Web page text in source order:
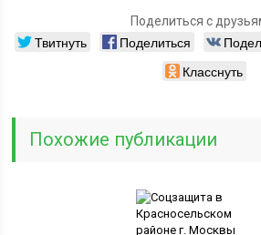
Поделиться с
Твитнуть Поделиться
Класснуть
Похожие публикации